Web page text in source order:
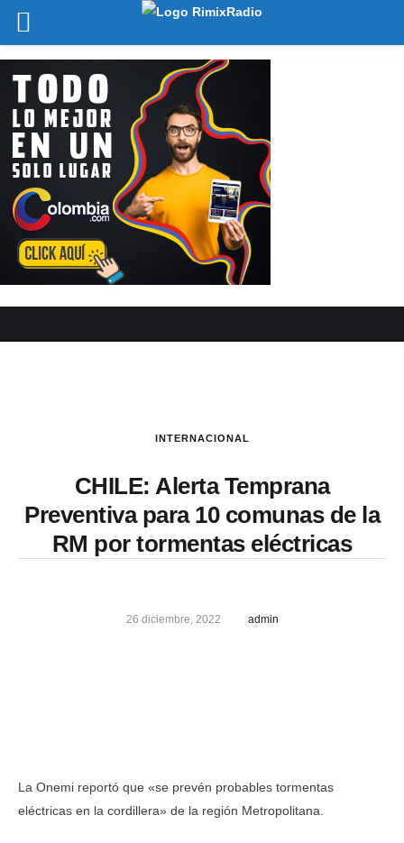
INTERNACIONAL
CHILE: Alerta Temprana
Preventiva para 10 comunas de la
RM por tormentas eléctricas
26 diciembre, 2022 admin
La Onemi reportó que «se prevén probables tormentas
eléctricas en la cordillera» de la región Metropolitana.